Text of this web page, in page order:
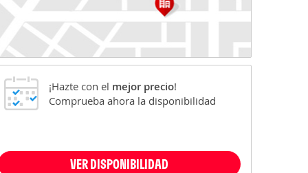
¡Hazte con el mejor precio!
Comprueba ahora la disponibilidad
VER DISPONIBILIDAD